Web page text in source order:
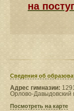
на
Сведения​ об
Адрес гимназии:
Орлово-Давыдовский
Посмотреть на карте